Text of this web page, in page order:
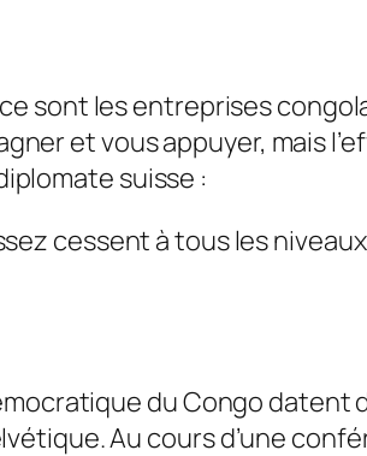
sont les entreprises
et vous appuyer, mais
suisse :
cessent à tous les
du Congo datent
Au cours d’une